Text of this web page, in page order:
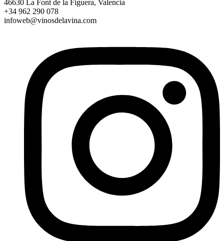
46630 La Font de la Figuera, Valencia
+34 962 290 078
infoweb@vinosdelavina.com